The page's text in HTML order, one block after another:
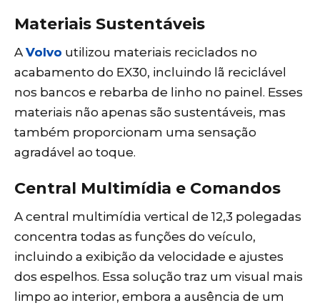
Materiais Sustentáveis
A Volvo utilizou materiais reciclados no
acabamento do EX30, incluindo lã reciclável
nos bancos e rebarba de linho no painel. Esses
materiais não apenas são sustentáveis, mas
também proporcionam uma sensação
agradável ao toque.
Central Multimídia e Comandos
A central multimídia vertical de 12,3 polegadas
concentra todas as funções do veículo,
incluindo a exibição da velocidade e ajustes
dos espelhos. Essa solução traz um visual mais
limpo ao interior, embora a ausência de um